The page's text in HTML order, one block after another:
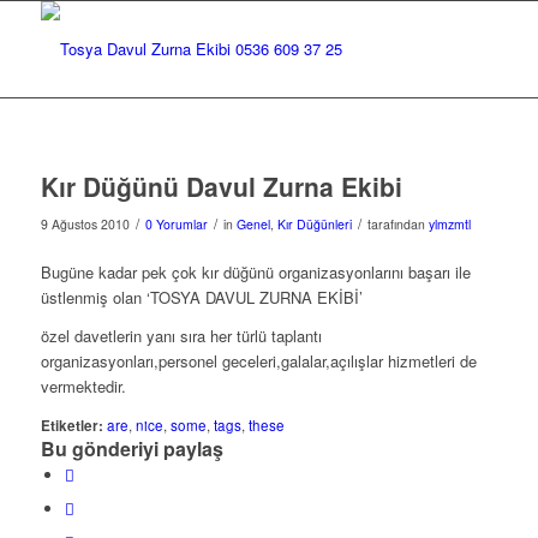
Kır Düğünü Davul Zurna Ekibi
9 Ağustos 2010 / 0 Yorumlar / in Genel, Kır Düğünleri / tarafından ylmzmtl
Bugüne kadar pek çok kır düğünü organizasyonlarını başarı ile
üstlenmiş olan ‘TOSYA DAVUL ZURNA EKİBİ’
özel davetlerin yanı sıra her türlü taplantı
organizasyonları,personel geceleri,galalar,açılışlar hizmetleri de
vermektedir.
Etiketler: are, nice, some, tags, these
Bu gönderiyi paylaş